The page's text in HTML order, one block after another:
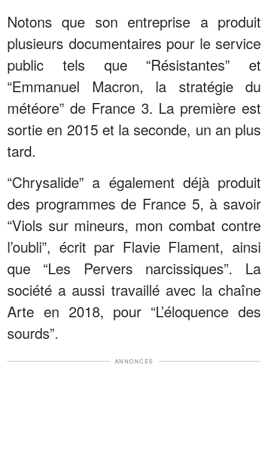
Notons que son entreprise a produit
plusieurs documentaires pour le service
public tels que “Résistantes” et
“Emmanuel Macron, la stratégie du
météore” de France 3. La première est
sortie en 2015 et la seconde, un an plus
tard.
“Chrysalide” a également déjà produit
des programmes de France 5, à savoir
“Viols sur mineurs, mon combat contre
l’oubli”, écrit par Flavie Flament, ainsi
que “Les Pervers narcissiques”. La
société a aussi travaillé avec la chaîne
Arte en 2018, pour “L’éloquence des
sourds”.
ANNONCES